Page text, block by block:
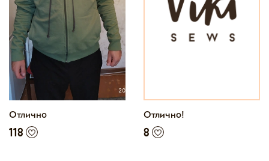
Отлично
118
Отлично!
8